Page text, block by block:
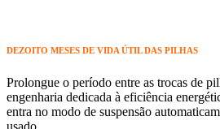
DEZOITO MESES DE VIDA ÚTIL DAS PILHAS
Prolongue o período entre as trocas de
engenharia dedicada à eficiência
entra no modo de suspensão
usado.